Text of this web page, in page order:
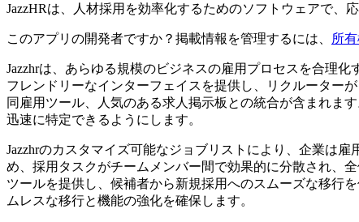
JazzHRは、人材採用を効率化するためのソフトウェアで、
このアプリの開発者ですか？掲載情報を管理するには、 所
Jazzhrは、あらゆる規模のビジネスの雇用プロセスを合理
フレンドリーなインターフェイスを提供し、リクルーター
同雇用ツール、人気のある求人掲示板との統合が含まれま
迅速に特定できるようにします。
Jazzhrのカスタマイズ可能なジョブリストにより、企業は
め、採用タスクがチームメンバー間で効果的に分散され、
ツールを提供し、候補者から新規採用へのスムーズな移行
ムレスな移行と機能の強化を確保します。